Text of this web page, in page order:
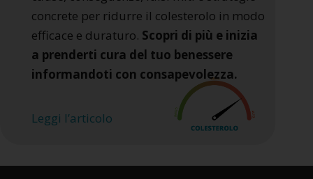
concrete per ridurre il colesterolo in modo
efficace e duraturo. Scopri di più e inizia
a prenderti cura del tuo benessere
informandoti con consapevolezza.
Leggi l’articolo